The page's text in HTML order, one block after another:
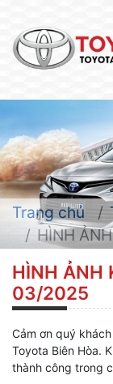
Trang chủ
HÌNH
HÌNH ẢNH
03/2025
Cảm ơn quý
Toyota Biên Hòa.
thành công trong